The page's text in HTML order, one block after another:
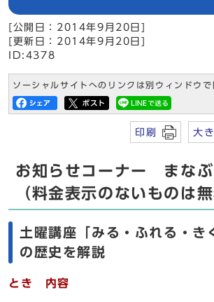
[公開日：2014年9月20日]
[更新日：2014年9月20日]
ID:4378
ソーシャルサイトへのリンクは別ウィンドウで
印刷 大
お知らせコーナー まな
（料金表示のないものは無
土曜講座「みる・ふれる・
の歴史を解説
とき 内容